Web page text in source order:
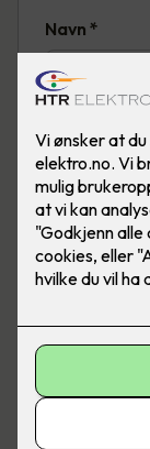
Navn *
Telefon
E-post*
Adresse*